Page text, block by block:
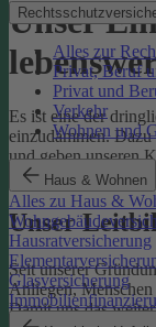
Alles zur
Privat, Beruf
Privat und
Verkehr
Wohnen und
Haus & Wohnen
Alles zu Haus &
Hausratversicherung
Glasversicherung
Unser
Es ist eine der
einzudämmen.
und geben unseren
umweltbewusstes
Unser
Seit unserer
Anliegen, Menschen
Damit uns das